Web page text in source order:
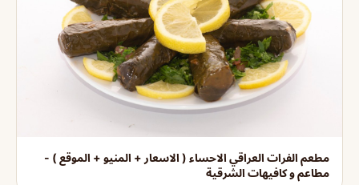
مطعم الفرات العراقي الاحساء ( الاسعار + المنيو + الموقع ) -
مطاعم و كافيهات الشرقية